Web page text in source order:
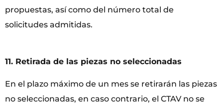
propuestas, así como del número total de
solicitudes admitidas.
11. Retirada de las piezas no seleccionadas
En el plazo máximo de un mes se retirarán las piezas
no seleccionadas, en caso contrario, el CTAV no se